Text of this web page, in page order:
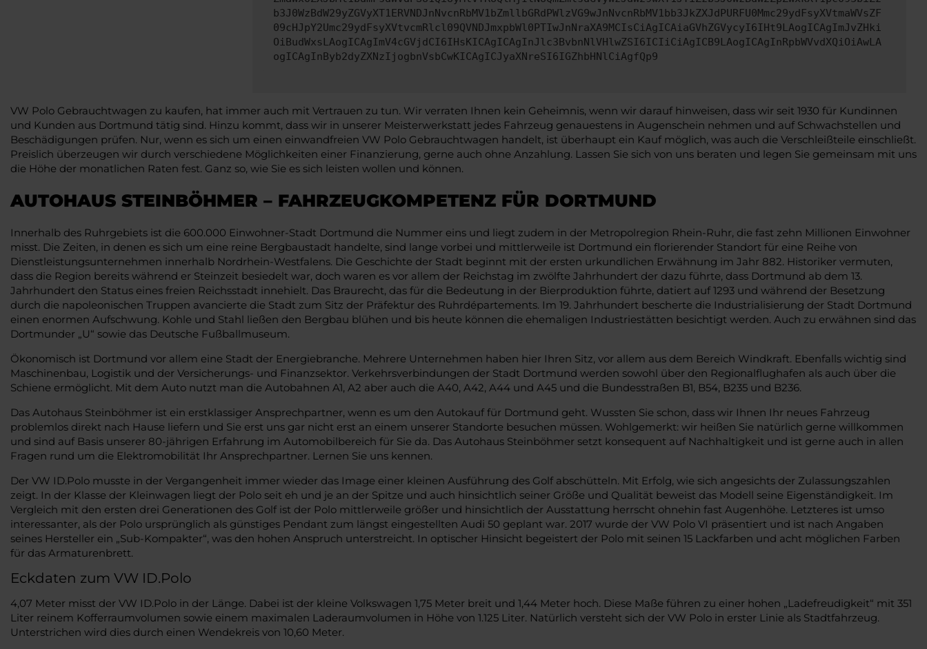
b3J0WzBdW29yZGVyXT1ERVNDJnNvcnRbMV1bZmllbGRdPWlzVG9wJnNvcnRbMV1bb3JkZXJdPURFU0Mmc29ydFsyXVtmaWVsZF
09cHJpY2Umc29ydFsyXVtvcmRlcl09QVNDJmxpbWl0PTIwJnNraXA9MCIsCiAgICAiaGVhZGVycyI6IHt9LAogICAgImJvZHki
OiBudWxsLAogICAgImV4cGVjdCI6IHsKICAgICAgInJlc3BvbnNlVHlwZSI6ICIiCiAgICB9LAogICAgInRpbWVvdXQiOiAwLA
ogICAgInByb2dyZXNzIjogbnVsbCwKICAgICJyaXNreSI6IGZhbHNlCiAgfQp9
VW Polo Gebrauchtwagen zu kaufen, hat immer auch mit Vertrauen zu tun. Wir verraten Ihnen kein Geheimnis, wenn wir darauf hinweisen, dass wir seit 1930 für Kundinnen
und Kunden aus Dortmund tätig sind. Hinzu kommt, dass wir in unserer Meisterwerkstatt jedes Fahrzeug genauestens in Augenschein nehmen und auf Schwachstellen und
Beschädigungen prüfen. Nur, wenn es sich um einen einwandfreien VW Polo Gebrauchtwagen handelt, ist überhaupt ein Kauf möglich, was auch die Verschleißteile einschließt.
Preislich überzeugen wir durch verschiedene Möglichkeiten einer Finanzierung, gerne auch ohne Anzahlung. Lassen Sie sich von uns beraten und legen Sie gemeinsam mit uns
die Höhe der monatlichen Raten fest. Ganz so, wie Sie es sich leisten wollen und können.
AUTOHAUS STEINBÖHMER – FAHRZEUGKOMPETENZ FÜR DORTMUND
Innerhalb des Ruhrgebiets ist die 600.000 Einwohner-Stadt Dortmund die Nummer eins und liegt zudem in der Metropolregion Rhein-Ruhr, die fast zehn Millionen Einwohner
misst. Die Zeiten, in denen es sich um eine reine Bergbaustadt handelte, sind lange vorbei und mittlerweile ist Dortmund ein florierender Standort für eine Reihe von
Dienstleistungsunternehmen innerhalb Nordrhein-Westfalens. Die Geschichte der Stadt beginnt mit der ersten urkundlichen Erwähnung im Jahr 882. Historiker vermuten,
dass die Region bereits während er Steinzeit besiedelt war, doch waren es vor allem der Reichstag im zwölfte Jahrhundert der dazu führte, dass Dortmund ab dem 13.
Jahrhundert den Status eines freien Reichsstadt innehielt. Das Braurecht, das für die Bedeutung in der Bierproduktion führte, datiert auf 1293 und während der Besetzung
durch die napoleonischen Truppen avancierte die Stadt zum Sitz der Präfektur des Ruhrdépartements. Im 19. Jahrhundert bescherte die Industrialisierung der Stadt Dortmund
einen enormen Aufschwung. Kohle und Stahl ließen den Bergbau blühen und bis heute können die ehemaligen Industriestätten besichtigt werden. Auch zu erwähnen sind das
Dortmunder „U“ sowie das Deutsche Fußballmuseum.
Ökonomisch ist Dortmund vor allem eine Stadt der Energiebranche. Mehrere Unternehmen haben hier Ihren Sitz, vor allem aus dem Bereich Windkraft. Ebenfalls wichtig sind
Maschinenbau, Logistik und der Versicherungs- und Finanzsektor. Verkehrsverbindungen der Stadt Dortmund werden sowohl über den Regionalflughafen als auch über die
Schiene ermöglicht. Mit dem Auto nutzt man die Autobahnen A1, A2 aber auch die A40, A42, A44 und A45 und die Bundesstraßen B1, B54, B235 und B236.
Das Autohaus Steinböhmer ist ein erstklassiger Ansprechpartner, wenn es um den Autokauf für Dortmund geht. Wussten Sie schon, dass wir Ihnen Ihr neues Fahrzeug
problemlos direkt nach Hause liefern und Sie erst uns gar nicht erst an einem unserer Standorte besuchen müssen. Wohlgemerkt: wir heißen Sie natürlich gerne willkommen
und sind auf Basis unserer 80-jährigen Erfahrung im Automobilbereich für Sie da. Das Autohaus Steinböhmer setzt konsequent auf Nachhaltigkeit und ist gerne auch in allen
Fragen rund um die Elektromobilität Ihr Ansprechpartner. Lernen Sie uns kennen.
Der VW ID.Polo musste in der Vergangenheit immer wieder das Image einer kleinen Ausführung des Golf abschütteln. Mit Erfolg, wie sich angesichts der Zulassungszahlen
zeigt. In der Klasse der Kleinwagen liegt der Polo seit eh und je an der Spitze und auch hinsichtlich seiner Größe und Qualität beweist das Modell seine Eigenständigkeit. Im
Vergleich mit den ersten drei Generationen des Golf ist der Polo mittlerweile größer und hinsichtlich der Ausstattung herrscht ohnehin fast Augenhöhe. Letzteres ist umso
interessanter, als der Polo ursprünglich als günstiges Pendant zum längst eingestellten Audi 50 geplant war. 2017 wurde der VW Polo VI präsentiert und ist nach Angaben
seines Hersteller ein „Sub-Kompakter“, was den hohen Anspruch unterstreicht. In optischer Hinsicht begeistert der Polo mit seinen 15 Lackfarben und acht möglichen Farben
für das Armaturenbrett.
Eckdaten zum VW ID.Polo
4,07 Meter misst der VW ID.Polo in der Länge. Dabei ist der kleine Volkswagen 1,75 Meter breit und 1,44 Meter hoch. Diese Maße führen zu einer hohen „Ladefreudigkeit“ mit 351
Liter reinem Kofferraumvolumen sowie einem maximalen Laderaumvolumen in Höhe von 1.125 Liter. Natürlich versteht sich der VW Polo in erster Linie als Stadtfahrzeug.
Unterstrichen wird dies durch einen Wendekreis von 10,60 Meter.